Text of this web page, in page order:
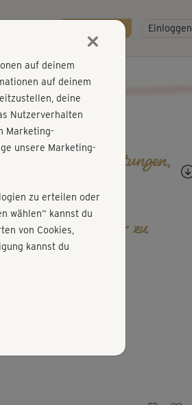
Gratis testen! Einloggen
Antworten, Bewertungen,
ersten Kommentar zu
Kurs ab!
×
auf deinem
auf deinem
deine
Nutzerverhalten
Marketing-
unsere Marketing-
zu erteilen oder
wählen“ kannst du
von Cookies,
kannst du